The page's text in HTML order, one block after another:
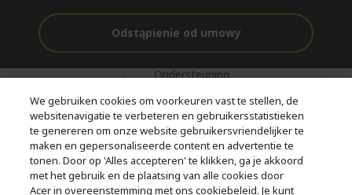
Odstąpienie od umowy
Gratis
bezorging
Ondersteuning
aankoop
Met 0%
Rente
© 2026 Acer Inc.
CPYou BV is de erkende reseller van de producten en diensten die
in deze winkel worden aangeboden.
We gebruiken cookies om voorkeuren vast te stellen, de
websitenavigatie te verbeteren en gebruikersstatistieken
te genereren om onze website gebruikersvriendelijker te
maken en gepersonaliseerde content en advertentie te
tonen. Door op 'Alles accepteren' te klikken, ga je akkoord
met het gebruik en de plaatsing van alle cookies door
Acer in overeenstemming met ons cookiebeleid. Je kunt